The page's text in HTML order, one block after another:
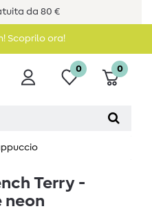
da 80 €
Scoprilo ora!
0 0
Terry -
neon